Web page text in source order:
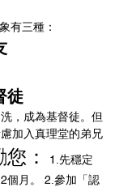
有三種：
徒
，成為基督徒。但
加入真理堂的弟兄
：
1.先穩定
個月。 2.參加「認